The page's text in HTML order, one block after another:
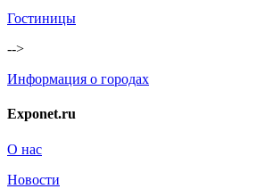
Гостиницы
-->
Информация о городах
Exponet.ru
О нас
Новости